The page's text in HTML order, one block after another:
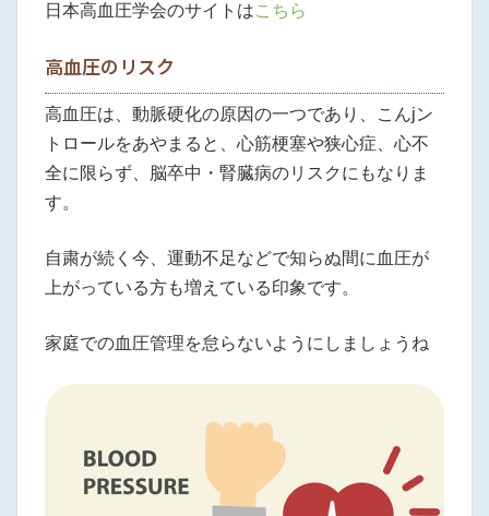
日本高血圧学会のサイトはこちら
高血圧のリスク
高血圧は、動脈硬化の原因の一つであり、こんjン
トロールをあやまると、心筋梗塞や狭心症、心不
全に限らず、脳卒中・腎臓病のリスクにもなりま
す。
自粛が続く今、運動不足などで知らぬ間に血圧が
上がっている方も増えている印象です。
家庭での血圧管理を怠らないようにしましょうね